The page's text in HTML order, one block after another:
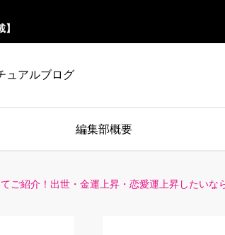
ュアルブログ
編集部概要
ご紹介！出世・金運上昇・恋愛運上昇したい